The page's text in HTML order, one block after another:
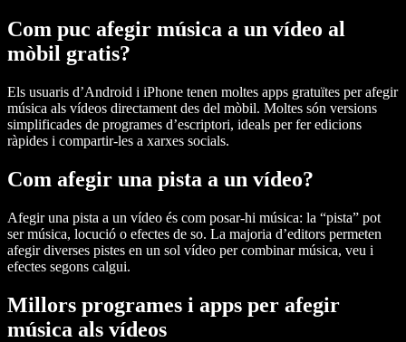
Com puc afegir música a un vídeo al
mòbil gratis?
Els usuaris d’Android i iPhone tenen moltes apps gratuïtes per afegir
música als vídeos directament des del mòbil. Moltes són versions
simplificades de programes d’escriptori, ideals per fer edicions
ràpides i compartir-les a xarxes socials.
Com afegir una pista a un vídeo?
Afegir una pista a un vídeo és com posar-hi música: la “pista” pot
ser música, locució o efectes de so. La majoria d’editors permeten
afegir diverses pistes en un sol vídeo per combinar música, veu i
efectes segons calgui.
Millors programes i apps per afegir
música als vídeos